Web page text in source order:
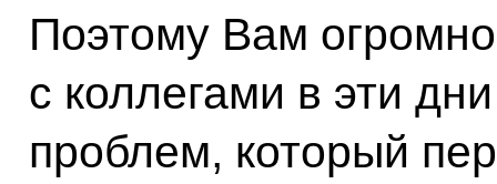
Поэтому Вам
с коллегами в эти
проблем, который